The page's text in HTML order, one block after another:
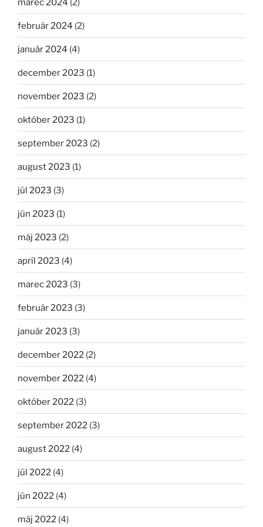
marec 2024 (2)
február 2024 (2)
január 2024 (4)
december 2023 (1)
november 2023 (2)
október 2023 (1)
september 2023 (2)
august 2023 (1)
júl 2023 (3)
jún 2023 (1)
máj 2023 (2)
apríl 2023 (4)
marec 2023 (3)
február 2023 (3)
január 2023 (3)
december 2022 (2)
november 2022 (4)
október 2022 (3)
september 2022 (3)
august 2022 (4)
júl 2022 (4)
jún 2022 (4)
máj 2022 (4)